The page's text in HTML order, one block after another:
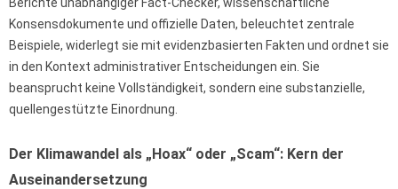
Konsensdokumente und offizielle Daten, beleuchtet zentrale
Beispiele, widerlegt sie mit evidenzbasierten Fakten und ordnet sie
in den Kontext administrativer Entscheidungen ein. Sie
beansprucht keine Vollständigkeit, sondern eine substanzielle,
quellengestützte Einordnung.
Der Klimawandel als „Hoax“ oder „Scam“: Kern der
Auseinandersetzung